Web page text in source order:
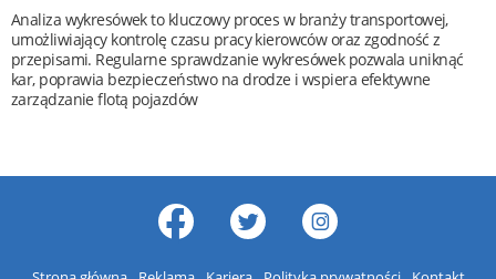
Analiza wykresówek to kluczowy proces w branży transportowej,
umożliwiający kontrolę czasu pracy kierowców oraz zgodność z
przepisami. Regularne sprawdzanie wykresówek pozwala uniknąć
kar, poprawia bezpieczeństwo na drodze i wspiera efektywne
zarządzanie flotą pojazdów